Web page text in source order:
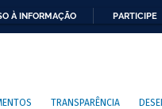
À INFORMAÇÃO PARTICIPE
TRANSPARÊNCIA